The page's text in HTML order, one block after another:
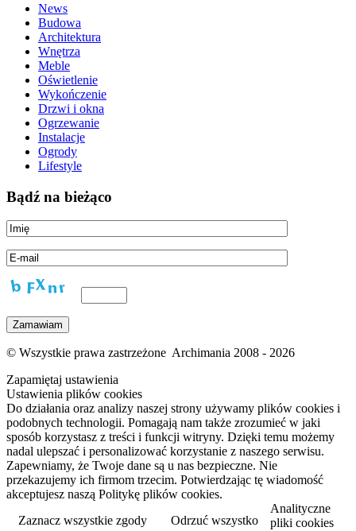
News
Budowa
Architektura
Wnętrza
Meble
Oświetlenie
Wykończenie
Drzwi i okna
Ogrzewanie
Instalacje
Ogrody
Lifestyle
Bądź na bieżąco
© Wszystkie prawa zastrzeżone Archimania 2008 - 2026
Zapamiętaj ustawienia
Ustawienia plików cookies
Do działania oraz analizy naszej strony używamy plików cookies i
podobnych technologii. Pomagają nam także zrozumieć w jaki
sposób korzystasz z treści i funkcji witryny. Dzięki temu możemy
nadal ulepszać i personalizować korzystanie z naszego serwisu.
Zapewniamy, że Twoje dane są u nas bezpieczne. Nie
przekazujemy ich firmom trzecim. Potwierdzając tę wiadomość
akceptujesz naszą Politykę plików cookies.
Zaznacz wszystkie zgody
Odrzuć wszystko
Analityczne
pliki cookies